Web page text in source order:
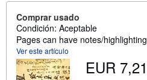
Comprar usado
Condición: Aceptable
Pages can have notes/
Ver este artículo
EUR 7,21